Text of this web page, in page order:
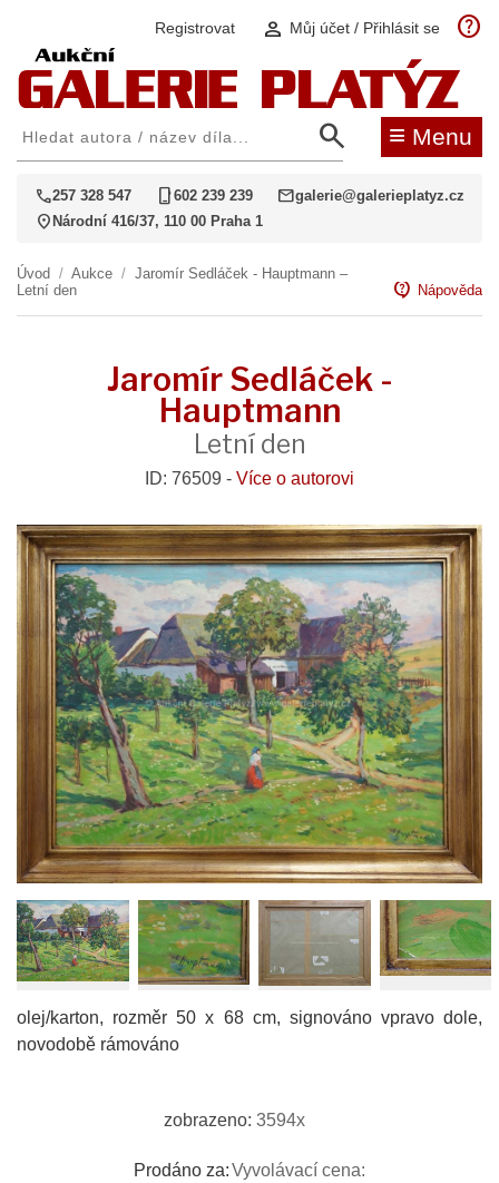
Registrovat person Můj účet / Přihlásit se help
search ≡ Menu
call257 328 547 phone_iphone602 239 239 mailgalerie@galerieplatyz.cz
location_on Národní 416/37, 110 00 Praha 1
Úvod / Aukce / Jaromír Sedláček - Hauptmann –
Letní den
contact_support Nápověda
Jaromír Sedláček -
Hauptmann
Letní den
ID: 76509 - Více o autorovi
olej/karton, rozměr 50 x 68 cm, signováno vpravo dole,
novodobě rámováno
zobrazeno: 3594x
Prodáno za:Vyvolávací cena: